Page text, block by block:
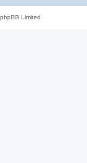
Limited